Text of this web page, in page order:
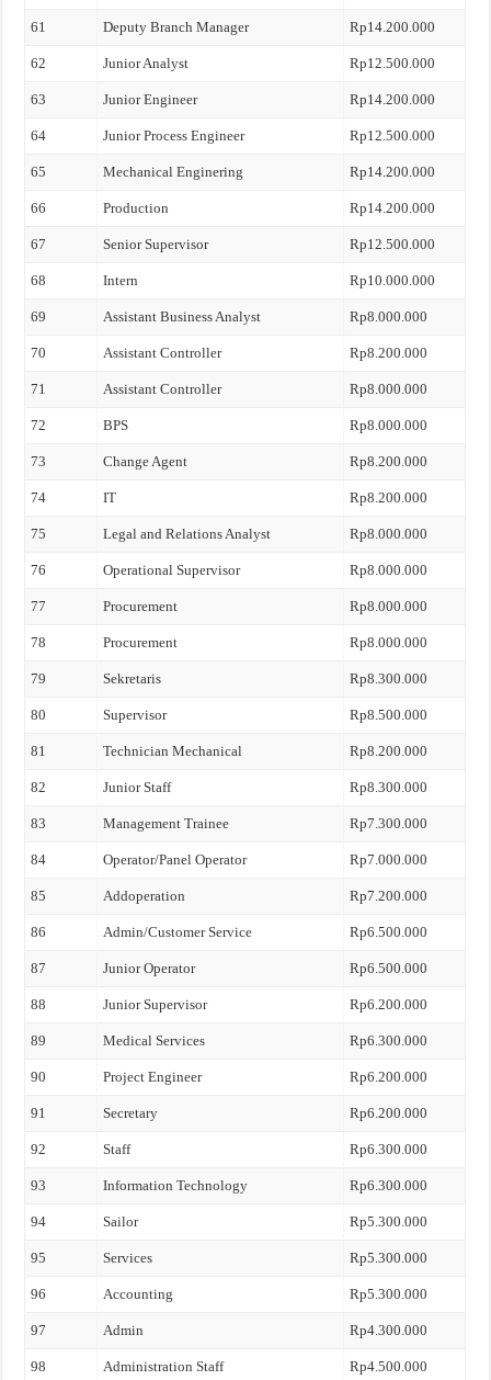
61 Deputy Branch Manager Rp14.200.000
62 Junior Analyst Rp12.500.000
63 Junior Engineer Rp14.200.000
64 Junior Process Engineer Rp12.500.000
65 Mechanical Enginering Rp14.200.000
66 Production Rp14.200.000
67 Senior Supervisor Rp12.500.000
68 Intern Rp10.000.000
69 Assistant Business Analyst Rp8.000.000
70 Assistant Controller Rp8.200.000
71 Assistant Controller Rp8.000.000
72 BPS Rp8.000.000
73 Change Agent Rp8.200.000
74 IT Rp8.200.000
75 Legal and Relations Analyst Rp8.000.000
76 Operational Supervisor Rp8.000.000
77 Procurement Rp8.000.000
78 Procurement Rp8.000.000
79 Sekretaris Rp8.300.000
80 Supervisor Rp8.500.000
81 Technician Mechanical Rp8.200.000
82 Junior Staff Rp8.300.000
83 Management Trainee Rp7.300.000
84 Operator/Panel Operator Rp7.000.000
85 Addoperation Rp7.200.000
86 Admin/Customer Service Rp6.500.000
87 Junior Operator Rp6.500.000
88 Junior Supervisor Rp6.200.000
89 Medical Services Rp6.300.000
90 Project Engineer Rp6.200.000
91 Secretary Rp6.200.000
92 Staff Rp6.300.000
93 Information Technology Rp6.300.000
94 Sailor Rp5.300.000
95 Services Rp5.300.000
96 Accounting Rp5.300.000
97 Admin Rp4.300.000
98 Administration Staff Rp4.500.000